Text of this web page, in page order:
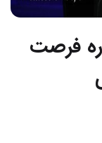
فرصت